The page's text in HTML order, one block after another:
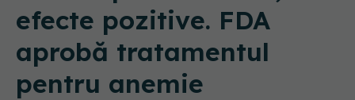
efecte pozitive. FDA
aprobă tratamentul
pentru anemie